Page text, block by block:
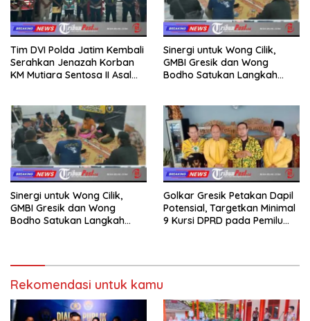
Tim DVI Polda Jatim Kembali
Serahkan Jenazah Korban
KM Mutiara Sentosa II Asal
Sinergi untuk Wong Cilik,
GMBI Gresik dan Wong
Bodho Satukan Langkah
Sinergi untuk Wong Cilik,
GMBI Gresik dan Wong
Bodho Satukan Langkah
Golkar Gresik Petakan Dapil
Potensial, Targetkan Minimal
9 Kursi DPRD pada Pemilu
Rekomendasi untuk kamu